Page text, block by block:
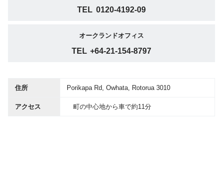
TEL 0120-4192-09
オークランドオフィス
TEL +64-21-154-8797
住所 Porikapa Rd, Owhata, Rotorua 3010
アクセス 町の中心地から車で約11分